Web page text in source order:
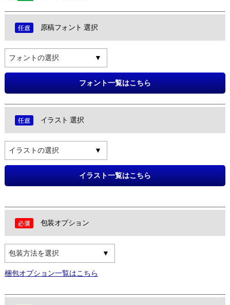
原稿フォント 選択
フォントの選択
フォント一覧はこちら
イラスト 選択
イラストの選択
イラスト一覧はこちら
包装オプション
包装方法を選択
梱包オプション一覧はこちら